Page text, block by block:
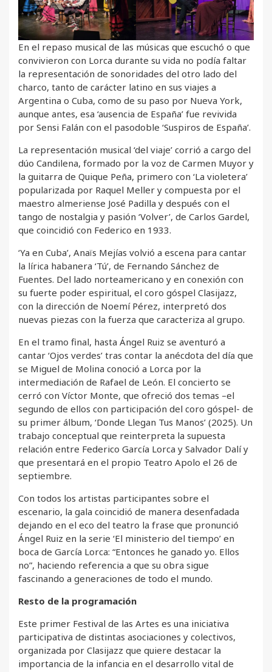
En el repaso musical de las músicas que escuchó o que
convivieron con Lorca durante su vida no podía faltar
la representación de sonoridades del otro lado del
charco, tanto de carácter latino en sus viajes a
Argentina o Cuba, como de su paso por Nueva York,
aunque antes, esa ‘ausencia de España’ fue revivida
por Sensi Falán con el pasodoble ‘Suspiros de España’.
La representación musical ‘del viaje’ corrió a cargo del
dúo Candilena, formado por la voz de Carmen Muyor y
la guitarra de Quique Peña, primero con ‘La violetera’
popularizada por Raquel Meller y compuesta por el
maestro almeriense José Padilla y después con el
tango de nostalgia y pasión ‘Volver’, de Carlos Gardel,
que coincidió con Federico en 1933.
‘Ya en Cuba’, Anaïs Mejías volvió a escena para cantar
la lírica habanera ‘Tú’, de Fernando Sánchez de
Fuentes. Del lado norteamericano y en conexión con
su fuerte poder espiritual, el coro góspel Clasijazz,
con la dirección de Noemí Pérez, interpretó dos
nuevas piezas con la fuerza que caracteriza al grupo.
En el tramo final, hasta Ángel Ruiz se aventuró a
cantar ‘Ojos verdes’ tras contar la anécdota del día que
se Miguel de Molina conoció a Lorca por la
intermediación de Rafael de León. El concierto se
cerró con Víctor Monte, que ofreció dos temas –el
segundo de ellos con participación del coro góspel- de
su primer álbum, ‘Donde Llegan Tus Manos’ (2025). Un
trabajo conceptual que reinterpreta la supuesta
relación entre Federico García Lorca y Salvador Dalí y
que presentará en el propio Teatro Apolo el 26 de
septiembre.
Con todos los artistas participantes sobre el
escenario, la gala coincidió de manera desenfadada
dejando en el eco del teatro la frase que pronunció
Ángel Ruiz en la serie ‘El ministerio del tiempo’ en
boca de García Lorca: “Entonces he ganado yo. Ellos
no”, haciendo referencia a que su obra sigue
fascinando a generaciones de todo el mundo.
Resto de la programación
Este primer Festival de las Artes es una iniciativa
participativa de distintas asociaciones y colectivos,
organizada por Clasijazz que quiere destacar la
importancia de la infancia en el desarrollo vital de